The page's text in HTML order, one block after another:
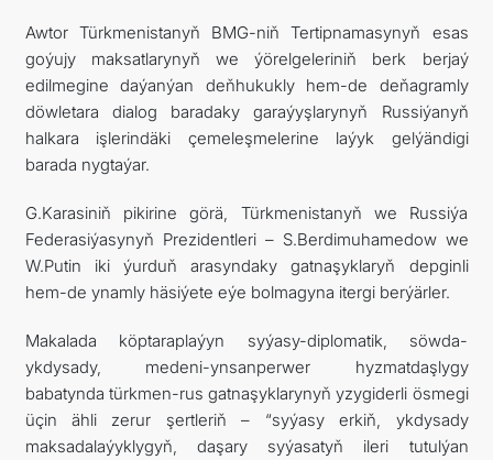
Awtor Türkmenistanyň BMG-niň Tertipnamasynyň esas
goýujy maksatlarynyň we ýörelgeleriniň berk berjaý
edilmegine daýanýan deňhukukly hem-de deňagramly
döwletara dialog baradaky garaýyşlarynyň Russiýanyň
halkara işlerindäki çemeleşmelerine laýyk gelýändigi
barada nygtaýar.
G.Karasiniň pikirine görä, Türkmenistanyň we Russiýa
Federasiýasynyň Prezidentleri – S.Berdimuhamedow we
W.Putin iki ýurduň arasyndaky gatnaşyklaryň depginli
hem-de ynamly häsiýete eýe bolmagyna itergi berýärler.
Makalada köptaraplaýyn syýasy-diplomatik, söwda-
ykdysady, medeni-ynsanperwer hyzmatdaşlygy
babatynda türkmen-rus gatnaşyklarynyň yzygiderli ösmegi
üçin ähli zerur şertleriň – “syýasy erkiň, ykdysady
maksadalaýyklygyň, daşary syýasatyň ileri tutulýan